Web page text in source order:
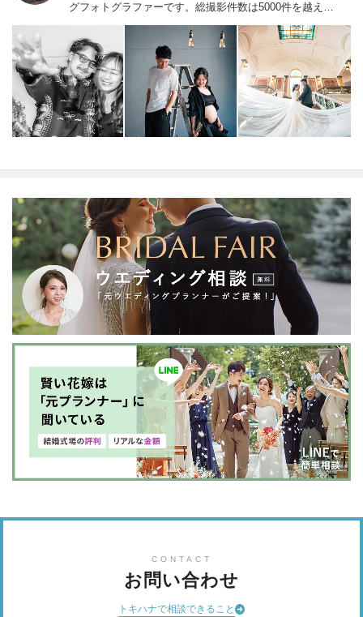
グフォトグラファーです。 総撮影件数は5000件を越え、
たくさんのお客様はもちろんのこと、有名人のウェディ
ングから雑誌の撮影、企業撮影等も行っております。 オ
ーナーとして完全貸切のカセットフォトサロンを運営し
ておりお二人やご家族が安心して過ごせる空間が名古屋
丸の内にございます。どんな撮影でもお気軽にご相談下
さい。＊＊キャンセル規定＊＊受注確定日から挙式日
（撮影日）〜14日以上まで・・・販売価格の20%挙式日
当日（撮影日）から数えて14日未満〜2日前まで・・・
価格の80%ただし、2親等以内の身内様の不幸、新郎新
ィルス感染で結婚式や撮影の催行が不可能になった場
合、1年以内の延期を前提として、キャンセル料金は無料
とさせて頂きます。 催行されなかった場合はキャンセル
料金を請求させて頂きます。
＊＊特記事項＊＊ フォトグ
ラファーの急な体調変化や人災・天災・テロ・デモ等の
不可抗力なトラブルにより撮影が不可能となった場合。
撮影金額の100%を限度にお返しさせて頂きます。また
その場合は誠意を持って可能な限り別フォトグラファー
の手配の対応をさせて頂きます。
機材トラブル・その他
要因によってデータがお渡しできない場合。撮影金額の
100%を限度にお返しさせて頂きます。またスナップ撮影
（動きながら瞬間的に撮る技法）という性質上、全ての
瞬間の切り取りを100%保証するものではありません。ご
理解を賜ります様、宜しくお願い致します。＊＊お支
払い方法＊＊
お申し込みから → 当日の3日前までに、
全額銀行へのお振込をお願い致します。尚、振り込み
手数料はお客様でご負担頂きます様、宜しくお願い致し
ます。当日を越えてのお支払いも受付致します。その場
CONTACT
お問い合わせ
トキハナで相談できること